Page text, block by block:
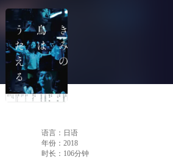
语言：日语
年份：2018
时长：106分钟